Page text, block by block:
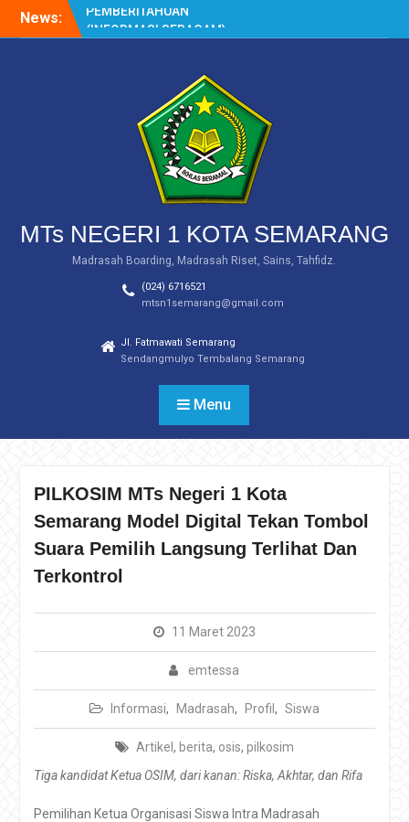
News:
Siswa MTs Negeri 1 Kota
Semarang Raih Tiga
Open III Taekwondo
Championship 2024
MTs Negeri 1 Kota
Semarang Raih Medali
Emas dalam Ajang WICE
2024 Tingkat Internasional
MTs NEGERI 1 KOTA SEMARANG
Madrasah Boarding, Madrasah Riset, Sains, Tahfidz.
(024) 6716521
mtsn1semarang@gmail.com
Jl. Fatmawati Semarang
Sendangmulyo Tembalang Semarang
Menu
PILKOSIM MTs Negeri 1 Kota
Semarang Model Digital Tekan Tombol
Suara Pemilih Langsung Terlihat Dan
Terkontrol
11 Maret 2023
emtessa
Informasi, Madrasah, Profil , Siswa
Artikel , berita, osis, pilkosim
Tiga kandidat Ketua OSIM, dari kanan: Riska, Akhtar, dan Rifa
Pemilihan Ketua Organisasi Siswa Intra Madrasah